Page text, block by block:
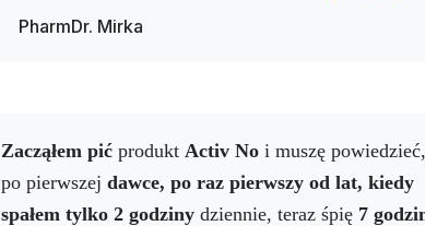
temperaturę, po wypiciu kawy Cordycoffee
PharmDr. Mirka
Zacząłem pić produkt Activ No i muszę
po pierwszej dawce, po raz pierwszy od lat, kiedy
spałem tylko 2 godziny dziennie, teraz śpię 7